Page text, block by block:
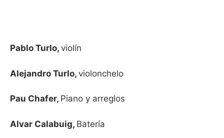
Pablo Turlo, violín
Alejandro Turlo, violonchelo
Pau Chafer, Piano y arreglos
Alvar Calabuig, Batería